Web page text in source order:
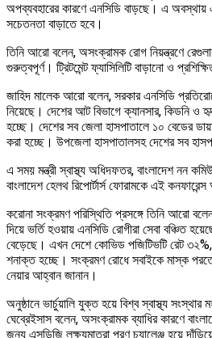
অপব্যবহারের কারণে এনসিডি বাড়ছে। এ অবস্থায়
সচেতনতা বাড়াতে হবে।
তিনি আরো বলেন, অসংক্রামক রোগ নিয়ন্ত্রণে
গুরুত্বপূর্ণ। ট্রিটমেন্ট ফ্যাসিলিটি বাড়ানো ও
জাহিদ মালেক আরো বলেন, সরকার এনসিডি
নিয়েছে। দেশের আট বিভাগে ক্যানসার, কিডনি ও
হচ্ছে। দেশের সব জেলা হাসপাতালে ১০ বেডের
করা হচ্ছে। উপজেলা হাসপাতালসহ দেশের সব
এ সময় মন্ত্রী স্বাস্থ্য অধিদফতর, বাংলাদেশ নন
বাংলাদেশ হেলথ রিপোর্টার্স ফোরামকে এই
করোনা সংক্রমণ পরিস্থিতি প্রসঙ্গে তিনি আরো
দিয়ে ভর্তি হওয়ায় এনসিডি রোগীরা সেবা বঞ্চিত
বেড়েছে। এখন দেশে কোভিড পজিটিভটি রেট ৩২%,
শনাক্ত হচ্ছে। সংক্রমণ রোধে সবাইকে মাস্ক
নেয়ার আহ্বান জানান।
অনুষ্ঠানে ভার্চুয়ালি যুক্ত হয়ে বিশ্ব স্বাস্থ্য
ঘেব্রেইসাস বলেন, অসংক্রামক ব্যাধির কারণে
জন্য এসডিজি লক্ষ্যমাত্রা পূরণ চ্যালেঞ্জ হয়ে